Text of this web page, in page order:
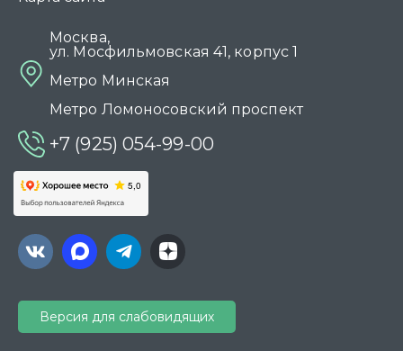
Москва,
ул. Мосфильмовская 41, корпус 1
Метро Минская
Метро Ломоносовский проспект
+7 (925) 054-99-00
Версия для слабовидящих